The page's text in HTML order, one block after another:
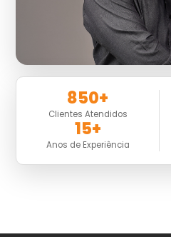
850+
Clientes Atendidos
15+
Anos de Experiência